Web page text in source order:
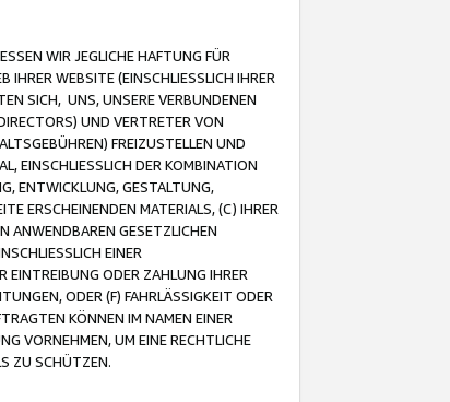
WIR JEGLICHE HAFTUNG FÜR
IHRER WEBSITE (EINSCHLIESSLICH IHRER
SICH, UNS, UNSERE VERBUNDENEN
UND VERTRETER VON
FREIZUSTELLEN UND
EINSCHLIESSLICH DER KOMBINATION
ENTWICKLUNG, GESTALTUNG,
ERSCHEINENDEN MATERIALS, (C) IHRER
ANWENDBAREN GESETZLICHEN
EINER
EINTREIBUNG ODER ZAHLUNG IHRER
ODER (F) FAHRLÄSSIGKEIT ODER
KÖNNEN IM NAMEN EINER
VORNEHMEN, UM EINE RECHTLICHE
ZU SCHÜTZEN.